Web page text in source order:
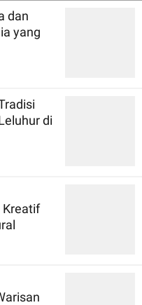
dan
yang
di
Kreatif